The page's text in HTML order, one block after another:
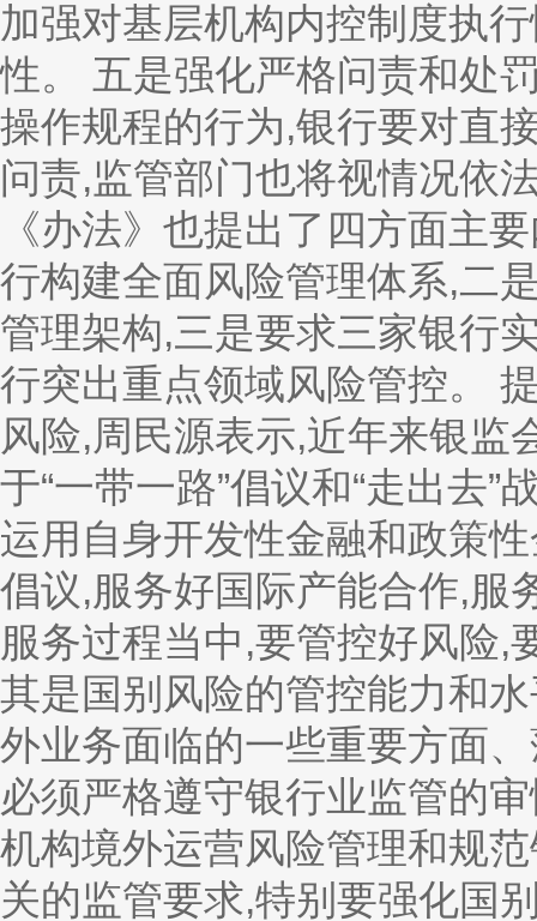
加强对基层机构内控制度执
性。 五是强化严格问责和处
操作规程的行为,银行要对直
问责,监管部门也将视情况依
《办法》也提出了四方面主
行构建全面风险管理体系,二
管理架构,三是要求三家银行
行突出重点领域风险管控。
风险,周民源表示,近年来银监
于“一带一路”倡议和“走出去
运用自身开发性金融和政策
倡议,服务好国际产能合作,服
服务过程当中,要管控好风险,
其是国别风险的管控能力和
外业务面临的一些重要方面
必须严格遵守银行业监管的
机构境外运营风险管理和规
关的监管要求,特别要强化国